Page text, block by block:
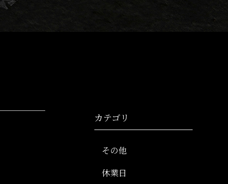
カテゴリ
その他
休業日